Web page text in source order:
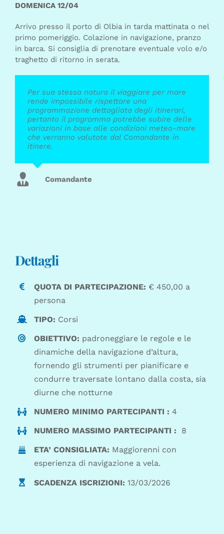
DOMENICA 12/04
Arrivo presso il porto di Olbia in tarda mattinata o nel
primo pomeriggio. Colazione in navigazione, pranzo
in barca. Si consiglia di prenotare eventuale volo e/o
traghetto di ritorno in serata.
Per sua stessa natura il viaggiare per mare
rende impossibile rispettare una
programmazione dettagliata degli itinerari,
pertanto il programma potrebbe subire delle
variazioni in base alle condizioni meteo-mare
che verranno valutate dal Comandante in
itinere.
Comandante
Dettagli
QUOTA DI PARTECIPAZIONE: € 450,00 a
persona
TIPO: Corsi
OBIETTIVO: padroneggiare le regole e le
dinamiche della navigazione d’altura,
fornendo gli strumenti per pianificare e
condurre traversate lontano dalla costa, sia
diurne che notturne
NUMERO MINIMO PARTECIPANTI :4
NUMERO MASSIMO PARTECIPANTI : 8
ETA’ CONSIGLIATA: Maggiorenni con
esperienza di navigazione a vela.
SCADENZA ISCRIZIONI:13/03/2026